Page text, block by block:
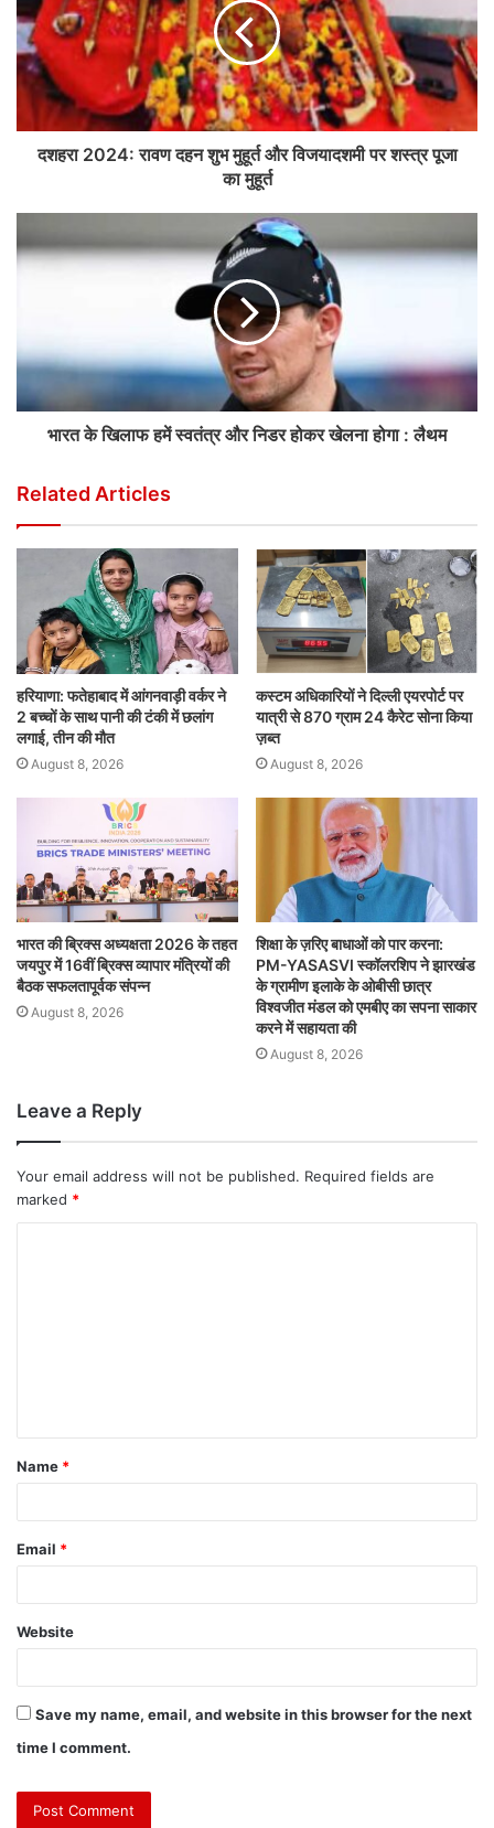
दशहरा 2024: रावण दहन शुभ मुहूर्त और विजयादशमी पर शस्त्र पूजा
का मुहूर्त
भारत के खिलाफ हमें स्वतंत्र और निडर होकर खेलना होगा : लैथम
Related Articles
हरियाणा: फतेहाबाद में आंगनवाड़ी वर्कर ने
2 बच्चों के साथ पानी की टंकी में छलांग
लगाई, तीन की मौत
August 8, 2026
कस्टम अधिकारियों ने दिल्ली एयरपोर्ट पर
यात्री से 870 ग्राम 24 कैरेट सोना किया
ज़ब्त
August 8, 2026
भारत की ब्रिक्‍स अध्यक्षता 2026 के तहत
जयपुर में 16वीं ब्रिक्‍स व्यापार मंत्रियों की
बैठक सफलतापूर्वक संपन्न
August 8, 2026
शिक्षा के ज़रिए बाधाओं को पार करना:
PM-YASASVI स्कॉलरशिप ने झारखंड
के ग्रामीण इलाके के ओबीसी छात्र
विश्वजीत मंडल को एमबीए का सपना साकार
करने में सहायता की
August 8, 2026
Leave a Reply
Your email address will not be published. Required fields are
marked *
Name *
Email *
Website
Save my name, email, and website in this browser for the next
time I comment.